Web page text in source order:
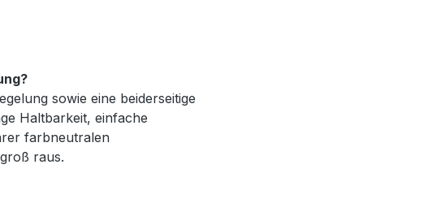
sowie eine beiderseitige
Haltbarkeit, einfache
farbneutralen
raus.